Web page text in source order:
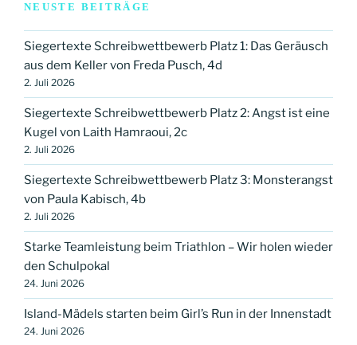
NEUSTE BEITRÄGE
Siegertexte Schreibwettbewerb Platz 1: Das Geräusch
aus dem Keller von Freda Pusch, 4d
2. Juli 2026
Siegertexte Schreibwettbewerb Platz 2: Angst ist eine
Kugel von Laith Hamraoui, 2c
2. Juli 2026
Siegertexte Schreibwettbewerb Platz 3: Monsterangst
von Paula Kabisch, 4b
2. Juli 2026
Starke Teamleistung beim Triathlon – Wir holen wieder
den Schulpokal
24. Juni 2026
Island-Mädels starten beim Girl’s Run in der Innenstadt
24. Juni 2026